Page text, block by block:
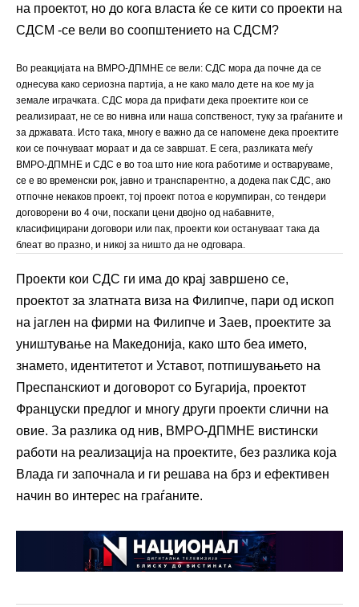
на проектот, но до кога власта ќе се кити со проекти на
СДСМ -се вели во соопштението на СДСМ?
Во реакцијата на ВМРО-ДПМНЕ се вели: СДС мора да почне да се
однесува како сериозна партија, а не како мало дете на кое му ја
земале играчката. СДС мора да прифати дека проектите кои се
реализираат, не се во нивна или наша сопственост, туку за граѓаните и
за државата. Исто така, многу е важно да се напомене дека проектите
кои се почнуваат мораат и да се завршат. Е сега, разликата меѓу
ВМРО-ДПМНЕ и СДС е во тоа што ние кога работиме и остваруваме,
се е во временски рок, јавно и транспарентно, а додека пак СДС, ако
отпочне некаков проект, тој проект потоа е корумпиран, со тендери
договорени во 4 очи, поскапи цени двојно од набавните,
класифицирани договори или пак, проекти кои остануваат така да
блеат во празно, и никој за ништо да не одговара.
Проекти кои СДС ги има до крај завршено се,
проектот за златната виза на Филипче, пари од ископ
на јаглен на фирми на Филипче и Заев, проектите за
уништување на Македонија, како што беа името,
знамето, идентитетот и Уставот, потпишувањето на
Преспанскиот и договорот со Бугарија, проектот
Француски предлог и многу други проекти слични на
овие. За разлика од нив, ВМРО-ДПМНЕ вистински
работи на реализација на проектите, без разлика која
Влада ги започнала и ги решава на брз и ефективен
начин во интерес на граѓаните.